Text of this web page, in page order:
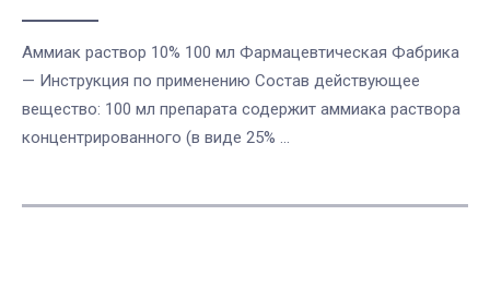
Аммиак раствор 10% 100 мл Фармацевтическая Фабрика
— Инструкция по применению Состав действующее
вещество: 100 мл препарата содержит аммиака раствора
концентрированного (в виде 25% ...